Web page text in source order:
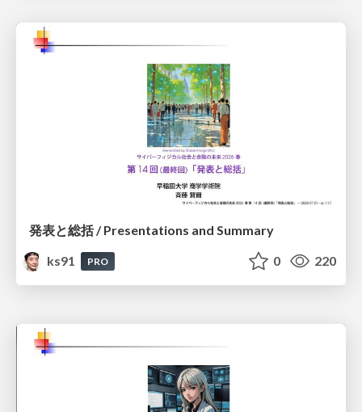
発表と総括 / Presentations and Summary
ks91
PRO 0 220